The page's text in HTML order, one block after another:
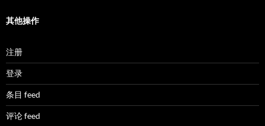
其他操作
注册
登录
条目 feed
评论 feed